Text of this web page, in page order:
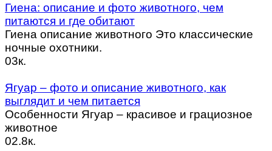
Гиена: описание и фото животного, чем
питаются и где обитают
Гиена описание животного Это классические
ночные охотники.
03к.
Ягуар – фото и описание животного, как
выглядит и чем питается
Особенности Ягуар – красивое и грациозное
животное
02.8к.